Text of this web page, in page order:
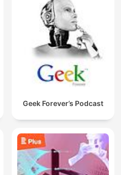
Geek Forever’s Podcast